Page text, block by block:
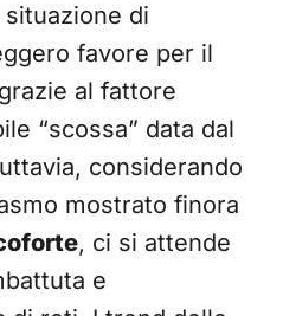
di
favore per il
grazie al fattore
“scossa” data dal
considerando
mostrato finora
, ci si attende
e